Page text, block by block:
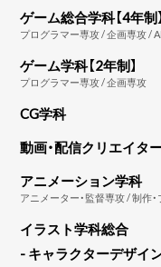
ゲーム総合学科【4年制】
プログラマー専攻 / 企画専攻 /
ゲーム学科【2年制】
プログラマー専攻 / 企画専攻
CG学科
動画・配信クリエイタ
アニメーション学科
アニメーター・監督専攻 / 制作
イラスト学科総合
- キャラクターデザイ